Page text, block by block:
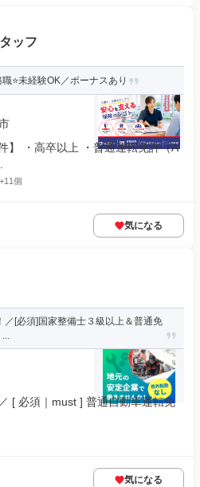
ッフ
⭐未経験OK／ボーナスあり
】 ・高卒以上 ・普通運転免許（A
+11個
気になる
／[必須]国家整備士３級以上＆普通免
...
[ 必須｜must ] 普通自動車運転免
気になる